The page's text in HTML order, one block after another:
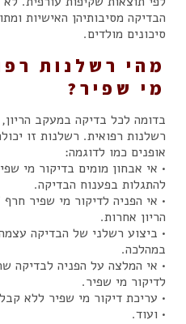
הבדיקה מסיבותיהן האישיות
סיכונים מולדים.
מהי רשלנות
מי שפיר?
בדומה לכל בדיקה במעקב
רשלנות רפואית. רשלנות זו
אופנים כמו לדוגמה:
• אי אבחון מומים בדיקור מי
להתגלות בפענוח הבדיקה.
• אי הפניה לדיקור מי שפיר
הריון אחרות.
• ביצוע רשלני של הבדיקה
במהלכה.
• אי המלצה על הפניה לבדיקה
לדיקור מי שפיר.
• עריכת דיקור מי שפיר ללא
• ועוד.